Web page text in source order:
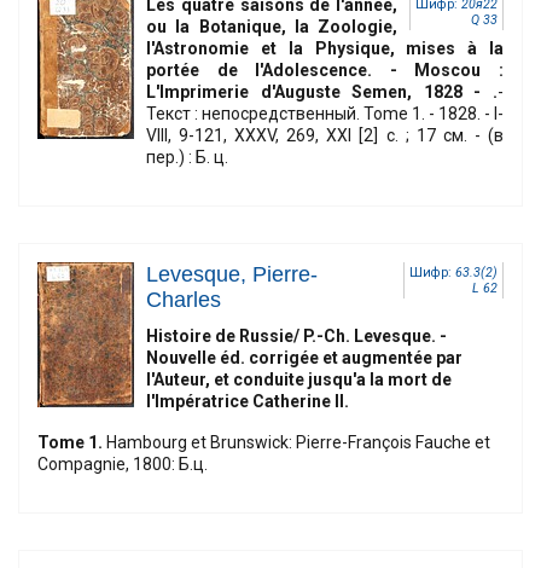
Шифр: 20я22
Q 33
Les quatre saisons de l'année,
ou la Botanique, la Zoologie,
l'Astronomie et la Physique, mises à la
portée de l'Adolescence. - Moscou :
L'Imprimerie d'Auguste Semen, 1828 - .-
Текст : непосредственный. Tome 1. - 1828. - I-
VIII, 9-121, XXXV, 269, XXI [2] c. ; 17 см. - (в
пер.) : Б. ц.
Шифр: 63.3(2)
L 62
Levesque, Pierre-
Charles
Histoire de Russie/ P.-Ch. Levesque. -
Nouvelle éd. corrigée et augmentée par
l'Auteur, et conduite jusqu'a la mort de
l'Impératrice Catherine II.
Tome 1. Hambourg et Brunswick: Pierre-François Fauche et
Compagnie, 1800: Б.ц.